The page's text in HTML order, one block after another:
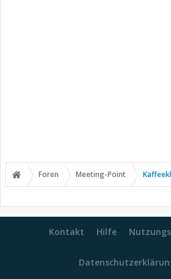
Foren Meeting-Point
Kontakt Hilfe